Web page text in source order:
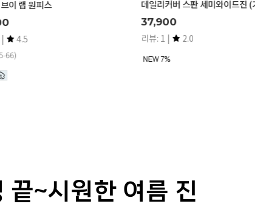
버 스판 세미와이드진 (기본/롱)
|
2.0
제린 파스텔 린넨 셔츠
14,800
리뷰: 29 |
4.7
끝~시원한 여름 진